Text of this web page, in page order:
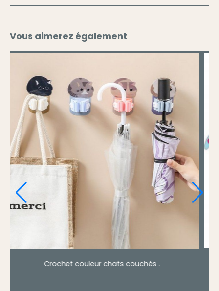
Vous aimerez également
bleu ou vert
Crochet Mural en Bois Maneki